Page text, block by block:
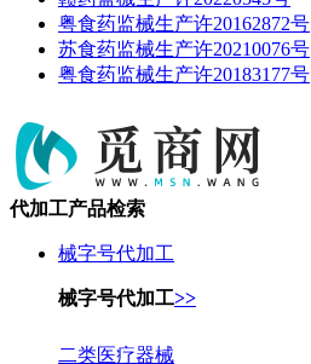
粤食药监械生产许20162872号
苏食药监械生产许20210076号
粤食药监械生产许20183177号
代加工产品检索
械字号代加工
械字号代加工>>
二类医疗器械